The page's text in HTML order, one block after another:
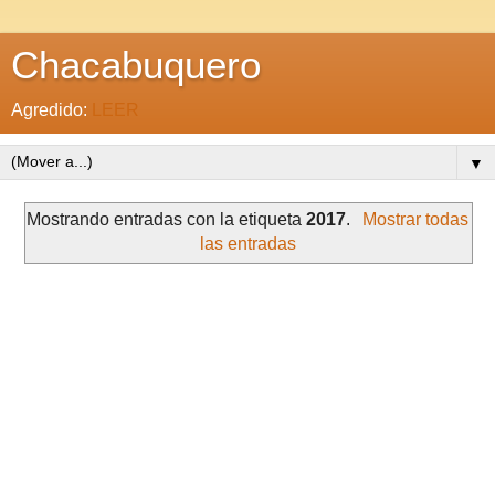
Chacabuquero
Agredido: LEER
▼
Mostrando entradas con la etiqueta2017.
Mostrar todas
las entradas